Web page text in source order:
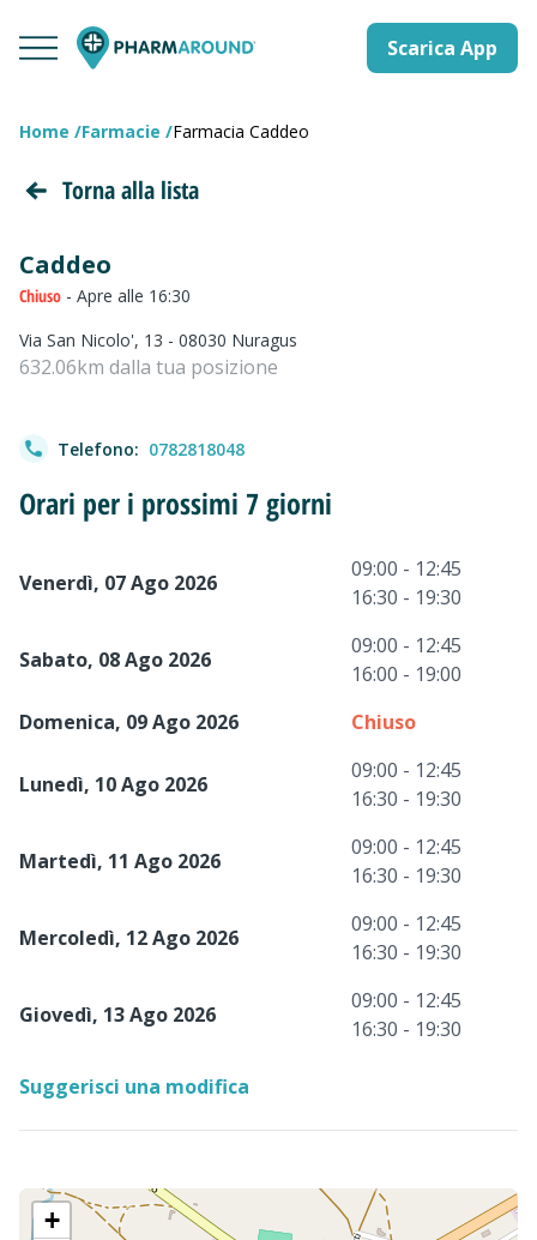
Scarica App
Home Farmacie Farmacia Caddeo
Torna alla lista
Caddeo
Chiuso - Apre alle 16:30
Via San Nicolo', 13 - 08030 Nuragus
632.06km dalla tua posizione
Telefono: 0782818048
Orari per i prossimi 7 giorni
Venerdì, 07 Ago 2026
09:00 - 12:45
16:30 - 19:30
Sabato, 08 Ago 2026
09:00 - 12:45
16:00 - 19:00
Domenica, 09 Ago 2026
Chiuso
Lunedì, 10 Ago 2026
09:00 - 12:45
16:30 - 19:30
Martedì, 11 Ago 2026
09:00 - 12:45
16:30 - 19:30
Mercoledì, 12 Ago 2026
09:00 - 12:45
16:30 - 19:30
Giovedì, 13 Ago 2026
09:00 - 12:45
16:30 - 19:30
Suggerisci una modifica
+